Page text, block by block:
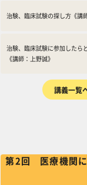
まっています。患者、
へ。がん医療の専門家
試験や「患者・市民参
は公益財団法人日本
臨床腫瘍研究グループ
の公開講座です。
治験、臨床試験の探し方《講
治験、臨床試験に参加したら
《講師：上野誠》
講義一覧
第2回 医療機関